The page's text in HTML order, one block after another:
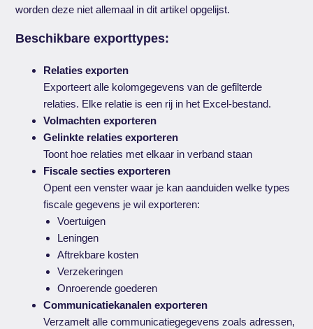
worden deze niet allemaal in dit artikel opgelijst.
Beschikbare exporttypes:
Relaties exporten
Exporteert alle kolomgegevens van de gefilterde
relaties. Elke relatie is een rij in het Excel-bestand.
Volmachten exporteren
Gelinkte relaties exporteren
Toont hoe relaties met elkaar in verband staan
Fiscale secties exporteren
Opent een venster waar je kan aanduiden welke types
fiscale gegevens je wil exporteren:
Voertuigen
Leningen
Aftrekbare kosten
Verzekeringen
Onroerende goederen
Communicatiekanalen exporteren
Verzamelt alle communicatiegegevens zoals adressen,